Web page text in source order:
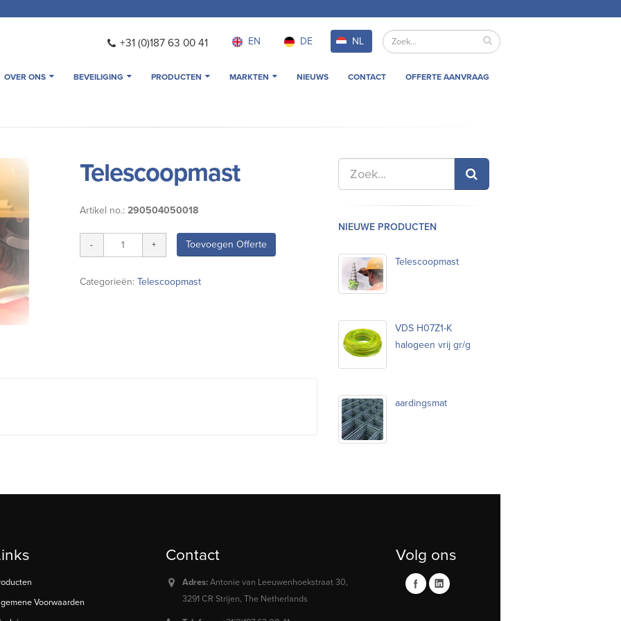
+31 (0)187 63 00 41 EN DE NL
OVER ONS BEVEILIGING PRODUCTEN MARKTEN NIEUWS CONTACT OFFERTE AANVRAAG
Telescoopmast
Artikel no.: 290504050018
Toevoegen Offerte
Categorieën: Telescoopmast
NIEUWE PRODUCTEN
Telescoopmast
VDS H07Z1-K
halogeen vrij gr/g
aardingsmat
Voorwaarden
Contact
Adres:Antonie van Leeuwenhoekstraat 30,
3291 CR Strijen, The Netherlands
Volg ons